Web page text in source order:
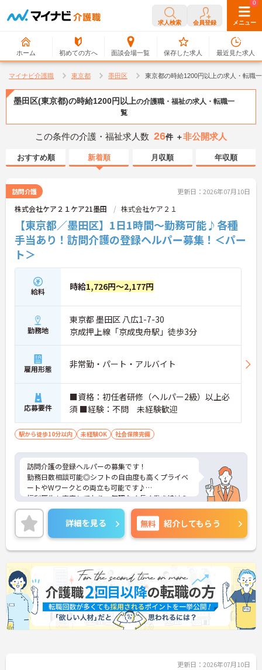
求人検索 会員登録 メニュー
ホーム 初めての方へ 面談会場一覧
0
保存した求人
0
最近見た求人
マイナビ介護職 東京都 墨田区 東京都の時給1200円以上の求人・転職
墨田区(東京都)の時給1200円以上の介護職・福祉の求人・転職一
覧
この条件の介護・福祉求人数 26件 ＋非公開求人
おすすめ順 新着順 月収順 年収順
訪問介護 更新日：2026年07月10日
株式会社ケア２１ケア21墨田 株式会社ケア２１
【東京都／墨田区】1日1時間～勤務可能♪各種
手当あり！訪問介護の登録ヘルパー募集！＜パー
ト＞
給料 時給1,726円～2,177円
勤務地
東京都 墨田区 八広1-7-30
京成押上線「京成曳舟駅」徒歩3分
雇用形態 非常勤・パート・アルバイト
応募要件
■資格：初任者研修（ヘルパー2級）以上必
須 ■経験：不問 未経験歓迎
駅から徒歩10分以内 未経験OK 社会保険完備
訪問介護の登録ヘルパーの募集です！
勤務日数相談可能◎シフトの自由度も高くプライベ
ートやWワークとの両立も可能です♪
福利厚生も充実しており、無理なく長く働き続けら
れる職場です。
ご興味のある方には、面接対策ポイントなどさらに
詳細をお話いたしますので、お気軽にご相談くださ
い。
詳細を見る 無料 紹介してもらう
更新日：2026年07月10日